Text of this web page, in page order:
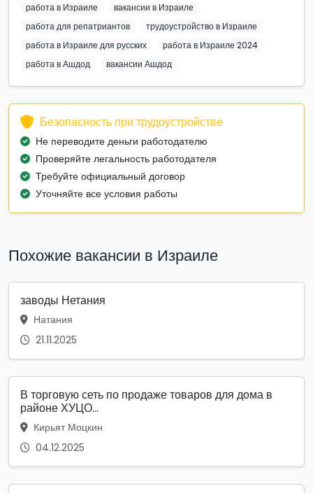
работа в Израиле
вакансии в Израиле
работа для репатриантов
трудоустройство в Израиле
работа в Израиле для русских
работа в Израиле 2024
работа в Ашдод
вакансии Ашдод
Безопасность при трудоустройстве
Не переводите деньги работодателю
Проверяйте легальность работодателя
Требуйте официальный договор
Уточняйте все условия работы
Похожие вакансии в Израиле
заводы Нетания
Натания
21.11.2025
В торговую сеть по продаже товаров для дома в
районе ХУЦО...
Кирьят Моцкин
04.12.2025